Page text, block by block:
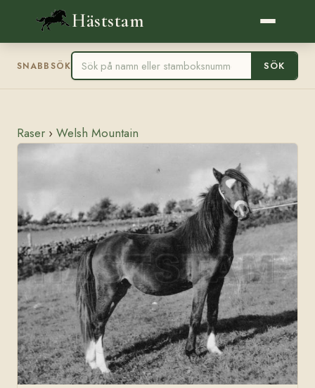
Häststam
SNABBSÖK SÖK
Raser › Welsh Mountain